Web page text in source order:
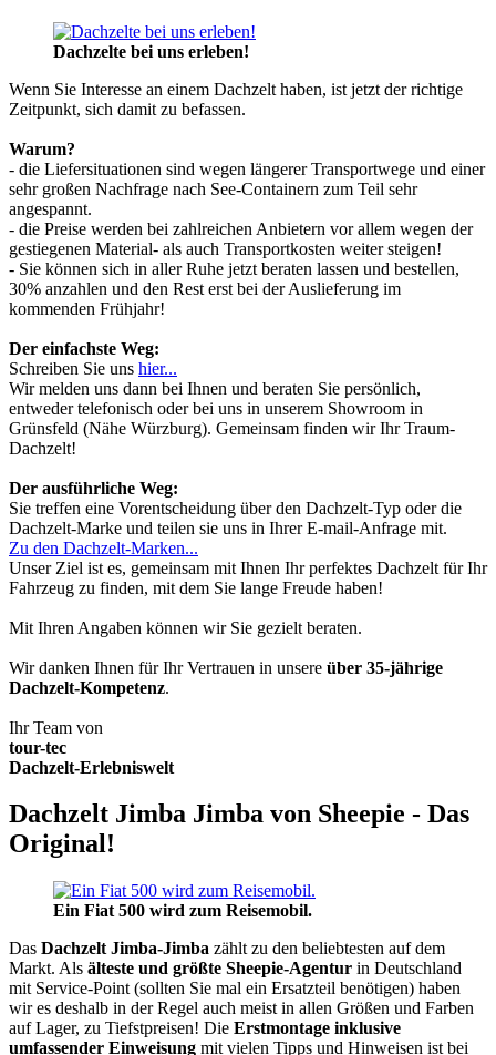
Dachzelte bei uns erleben!
Wenn Sie Interesse an einem Dachzelt haben, ist jetzt der richtige
Zeitpunkt, sich damit zu befassen.
Warum?
- die Liefersituationen sind wegen längerer Transportwege und einer
sehr großen Nachfrage nach See-Containern zum Teil sehr
angespannt.
- die Preise werden bei zahlreichen Anbietern vor allem wegen der
gestiegenen Material- als auch Transportkosten weiter steigen!
- Sie können sich in aller Ruhe jetzt beraten lassen und bestellen,
30% anzahlen und den Rest erst bei der Auslieferung im
kommenden Frühjahr!
Der einfachste Weg:
Schreiben Sie uns hier...
Wir melden uns dann bei Ihnen und beraten Sie persönlich,
entweder telefonisch oder bei uns in unserem Showroom in
Grünsfeld (Nähe Würzburg). Gemeinsam finden wir Ihr Traum-
Dachzelt!
Der ausführliche Weg:
Sie treffen eine Vorentscheidung über den Dachzelt-Typ oder die
Dachzelt-Marke und teilen sie uns in Ihrer E-mail-Anfrage mit.
Zu den Dachzelt-Marken...
Unser Ziel ist es, gemeinsam mit Ihnen Ihr perfektes Dachzelt für Ihr
Fahrzeug zu finden, mit dem Sie lange Freude haben!
Mit Ihren Angaben können wir Sie gezielt beraten.
Wir danken Ihnen für Ihr Vertrauen in unsere über 35-jährige
Dachzelt-Kompetenz.
Ihr Team von
tour-tec
Dachzelt-Erlebniswelt
Dachzelt Jimba Jimba von Sheepie - Das
Original!
Ein Fiat 500 wird zum Reisemobil.
Das Dachzelt Jimba-Jimba zählt zu den beliebtesten auf dem
Markt. Als älteste und größte Sheepie-Agentur in Deutschland
mit Service-Point (sollten Sie mal ein Ersatzteil benötigen) haben
wir es deshalb in der Regel auch meist in allen Größen und Farben
auf Lager, zu Tiefstpreisen! Die Erstmontage inklusive
umfassender Einweisung mit vielen Tipps und Hinweisen ist bei